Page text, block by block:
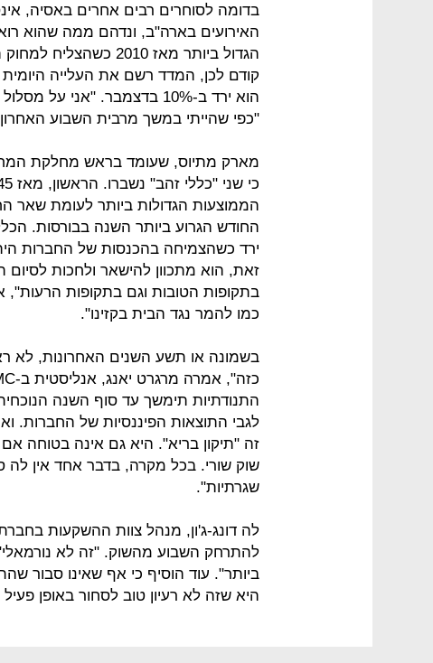
בדומה לסוחרים רבים אחרים באסיה,
הגדול ביותר מאז 2010
הוא ירד ב-10% בדצמבר.
"כפי שהייתי במשך מרבית השבוע
מארק מתיוס, שעומד בראש מחלקת
הממוצעות הגדולות ביותר לעומת שאר
זאת, הוא מתכוון להישאר ולחכות
בתקופות הטובות וגם בתקופות
כמו להמר נגד הבית בקזינו".
בשמונה או תשע השנים האחרונות, לא
התנודתיות תימשך עד סוף השנה
לגבי התוצאות הפיננסיות של החברות.
שוק שורי. בכל מקרה, בדבר אחד אין
שגרתיות".
להתרחק השבוע מהשוק. "זה לא
ביותר". עוד הוסיף כי אף שאינו סבור
היא שזה לא רעיון טוב לסחור באופן